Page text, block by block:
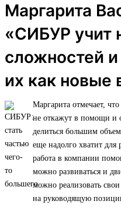
Маргарита
«СИБУР учит
сложностей
их как новые
Маргарита отмечает,
не откажут в помощи и
делиться большим
еще надолго хватит
работа в компании
можно развиваться и
можно реализовать
на руководящую